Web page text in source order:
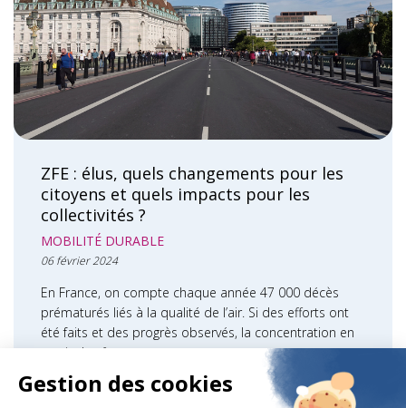
ZFE : élus, quels changements pour les
citoyens et quels impacts pour les
collectivités ?
MOBILITÉ DURABLE
06 février 2024
En France, on compte chaque année 47 000 décès
prématurés liés à la qualité de l’air. Si des efforts ont
été faits et des progrès observés, la concentration en
particules fines reste un…
LIRE LA SUITE